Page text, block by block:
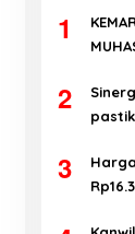
1
2
3